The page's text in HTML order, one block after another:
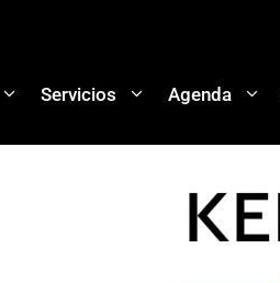
Servicios Agenda